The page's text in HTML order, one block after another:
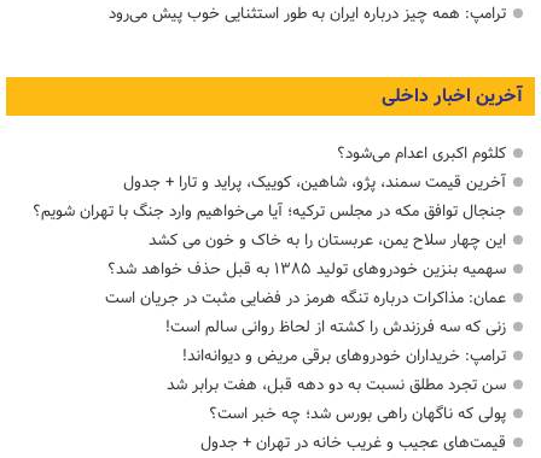
ترامپ: همه چیز درباره ایران به طور استثنایی خوب پیش می‌رود
آخرین اخبار داخلی
کلثوم اکبری اعدام می‌شود؟
آخرین قیمت سمند، پژو، شاهین، کوییک، پراید و تارا + جدول
جنجال توافق مکه در مجلس ترکیه؛ آیا می‌خواهیم وارد جنگ با تهران شویم؟
این چهار سلاح یمن، عربستان را به خاک و خون می کشد
سهمیه بنزین خودروهای تولید ۱۳۸۵ به قبل حذف خواهد شد؟
عمان: مذاکرات درباره تنگه هرمز در فضایی مثبت در جریان است
زنی که سه فرزندش را کشته از لحاظ روانی سالم است!
ترامپ: خریداران خودروهای برقی مریض و دیوانه‌اند!
سن تجرد مطلق نسبت به دو دهه قبل، هفت برابر شد
پولی که ناگهان راهی بورس شد؛ چه خبر است؟
قیمت‌های عجیب و غریب خانه در تهران + جدول